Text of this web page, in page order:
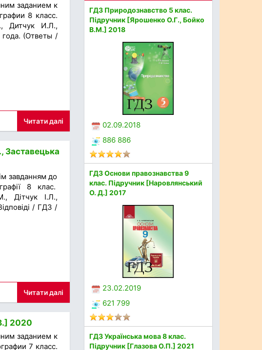
заданием к
8 класс.
Дитчук И.Л.,
года. (Ответы /
Читати далі
Заставецька
завданням до
8 клас.
Дітчук І.Л.,
/ ГДЗ /
Читати далі
2020
заданием к
7 класс.
ГДЗ Природознавство 5 клас.
Підручник [Ярошенко О.Г., Бойко
В.М.] 2018
02.09.2018
886 886
ГДЗ Основи правознавства 9
клас. Підручник [Наровлянський
О. Д.] 2017
23.02.2019
621 799
ГДЗ Українська мова 8 клас.
Підручник [Глазова О.П.] 2021